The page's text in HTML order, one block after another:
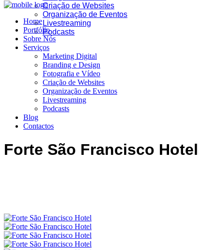
Criação de Websites
Organização de Eventos
Livestreaming
Podcasts
Home
Portfólio
Sobre Nós
Serviços
Marketing Digital
Branding e Design
Fotografia e Vídeo
Criação de Websites
Organização de Eventos
Livestreaming
Podcasts
Blog
Contactos
Forte São Francisco Hotel
19:35